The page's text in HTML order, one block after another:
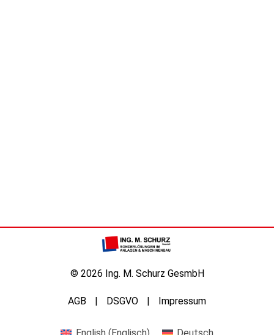
© 2026 Ing. M. Schurz GesmbH
AGB DSGVO Impressum